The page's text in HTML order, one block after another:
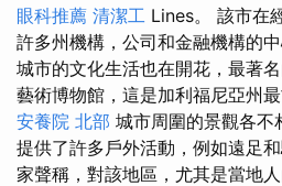
眼科推薦 清潔工 Lines。 該市在
許多州機構，公司和金融機構的中
城市的文化生活也在開花，最著
藝術博物館，這是加利福尼亞州
安養院 北部 城市周圍的景觀各不
提供了許多戶外活動，例如遠足
家聲稱，對該地區，尤其是當地